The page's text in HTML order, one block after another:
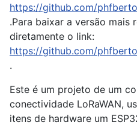
https://github.com/
.Para baixar a versão mais
diretamente o link:
https://github.com/
.
Este é um projeto de um
conectividade LoRaWAN,
itens de hardware um